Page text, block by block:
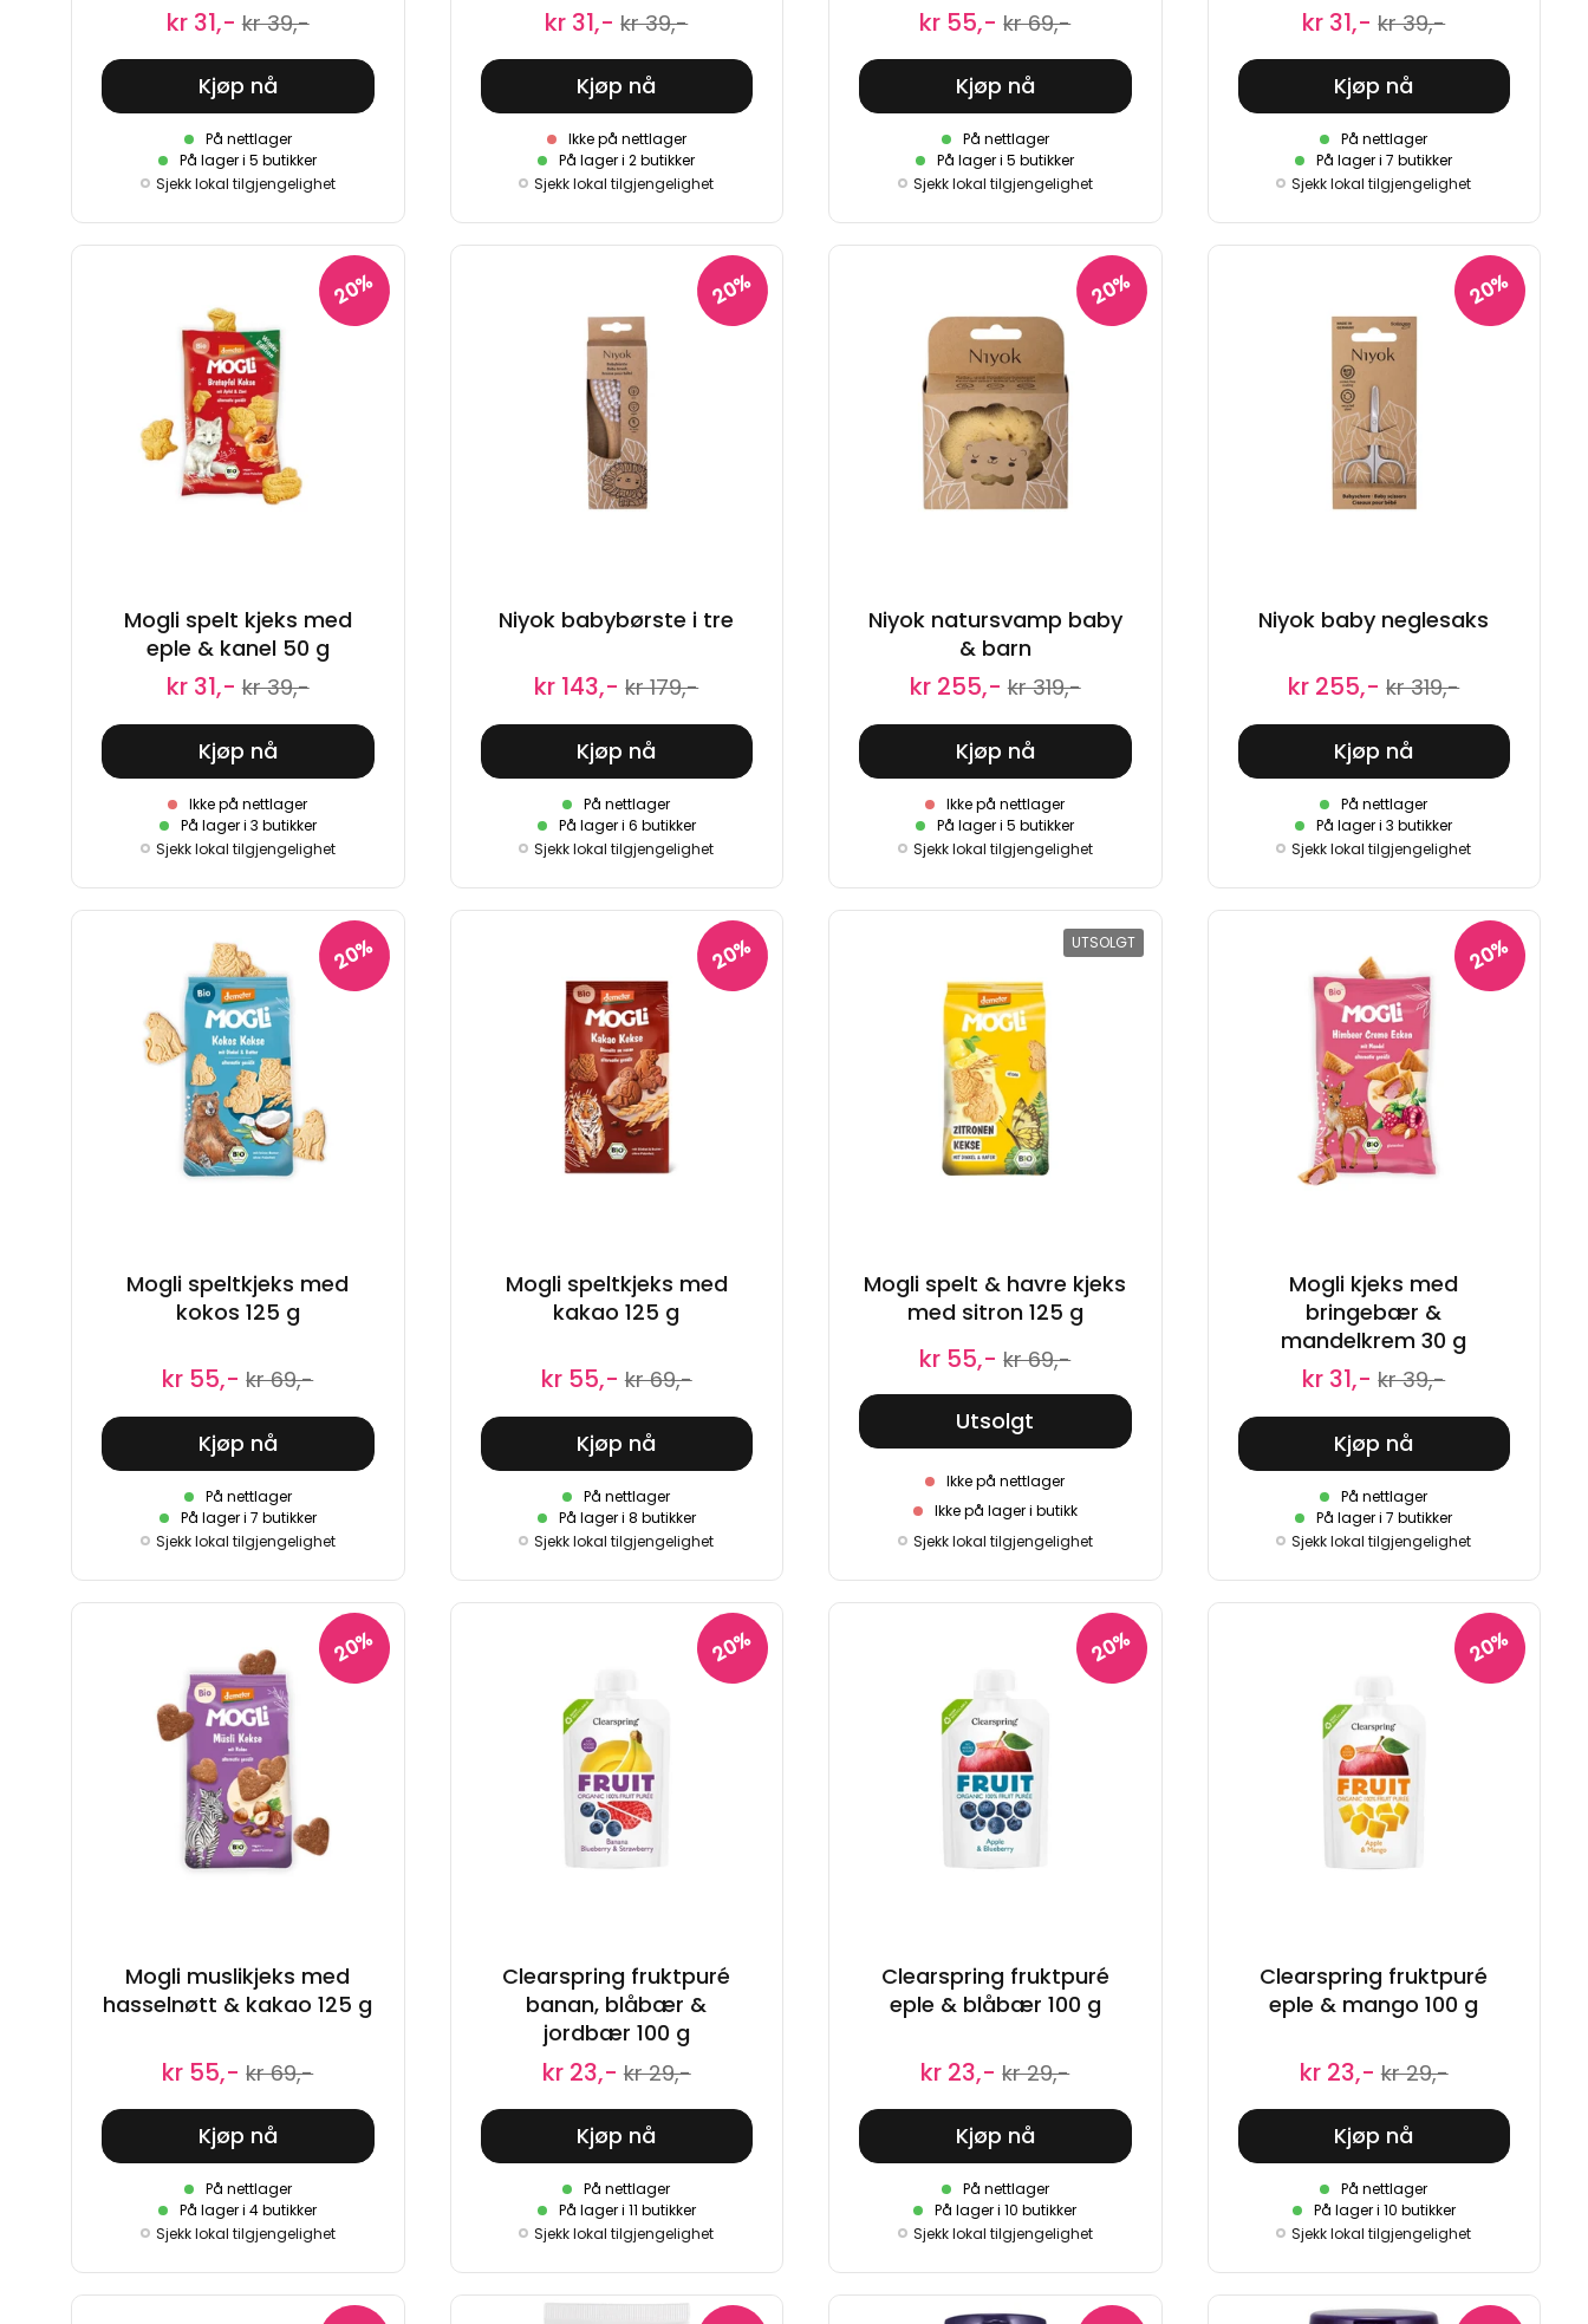
kr 31,- kr 39,-
Kjøp nå
På nettlager
På lager i 5 butikker
Sjekk lokal tilgjengelighet
kr 31,- kr 39,-
Kjøp nå
Ikke på nettlager
På lager i 2 butikker
Sjekk lokal tilgjengelighet
kr 55,- kr 69,-
Kjøp nå
På nettlager
På lager i 5 butikker
Sjekk lokal tilgjengelighet
kr 31,- kr 39,-
Kjøp nå
På nettlager
På lager i 7 butikker
Sjekk lokal tilgjengelighet
20%
Mogli spelt kjeks med
eple & kanel 50 g
kr 31,- kr 39,-
Kjøp nå
Ikke på nettlager
På lager i 3 butikker
Sjekk lokal tilgjengelighet
20%
Niyok babybørste i tre
kr 143,- kr 179,-
Kjøp nå
På nettlager
På lager i 6 butikker
Sjekk lokal tilgjengelighet
20%
Niyok natursvamp baby
& barn
kr 255,- kr 319,-
Kjøp nå
Ikke på nettlager
På lager i 5 butikker
Sjekk lokal tilgjengelighet
20%
Niyok baby neglesaks
kr 255,- kr 319,-
Kjøp nå
På nettlager
På lager i 3 butikker
Sjekk lokal tilgjengelighet
20%
Mogli speltkjeks med
kokos 125 g
kr 55,- kr 69,-
Kjøp nå
På nettlager
På lager i 7 butikker
Sjekk lokal tilgjengelighet
20%
Mogli speltkjeks med
kakao 125 g
kr 55,- kr 69,-
Kjøp nå
På nettlager
På lager i 8 butikker
Sjekk lokal tilgjengelighet
Mogli spelt & havre kjeks
med sitron 125 g
kr 55,- kr 69,-
Utsolgt
Ikke på nettlager
Ikke på lager i butikk
Sjekk lokal tilgjengelighet
UTSOLGT 20%
Mogli kjeks med
bringebær &
mandelkrem 30 g
kr 31,- kr 39,-
Kjøp nå
På nettlager
På lager i 7 butikker
Sjekk lokal tilgjengelighet
20%
Mogli muslikjeks med
hasselnøtt & kakao 125 g
kr 55,- kr 69,-
Kjøp nå
På nettlager
På lager i 4 butikker
Sjekk lokal tilgjengelighet
20%
Clearspring fruktpuré
banan, blåbær &
jordbær 100 g
kr 23,- kr 29,-
Kjøp nå
På nettlager
På lager i 11 butikker
Sjekk lokal tilgjengelighet
20%
Clearspring fruktpuré
eple & blåbær 100 g
kr 23,- kr 29,-
Kjøp nå
På nettlager
På lager i 10 butikker
Sjekk lokal tilgjengelighet
20%
Clearspring fruktpuré
eple & mango 100 g
kr 23,- kr 29,-
Kjøp nå
På nettlager
På lager i 10 butikker
Sjekk lokal tilgjengelighet